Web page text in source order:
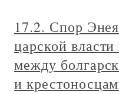
17.2. Спор
царской
между
и